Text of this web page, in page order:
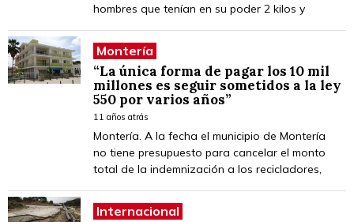
hombres que tenían en su poder 2 kilos y
Montería
“La única forma de pagar los 10 mil
millones es seguir sometidos a la ley
550 por varios años”
11 años atrás
Montería. A la fecha el municipio de Montería
no tiene presupuesto para cancelar el monto
total de la indemnización a los recicladores,
Internacional